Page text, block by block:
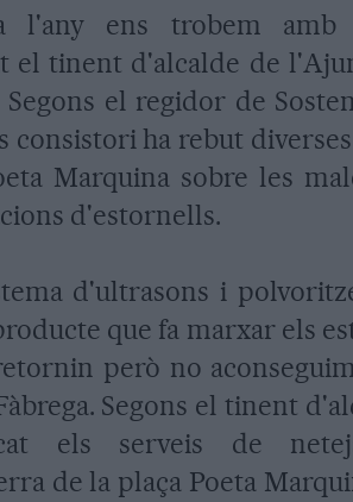
l'any ens trobem amb
el tinent d'alcalde de
Segons el regidor de
consistori ha rebut
Marquina sobre les
d'estornells.
d'ultrasons i
que fa marxar els
però no
Segons el tinent
els serveis de
de la plaça Poeta